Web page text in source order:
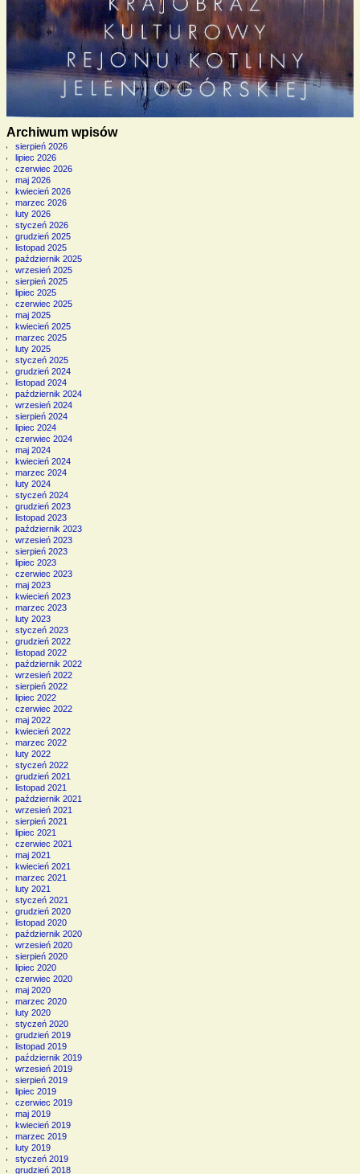
Archiwum wpisów
sierpień 2026
lipiec 2026
czerwiec 2026
maj 2026
kwiecień 2026
marzec 2026
luty 2026
styczeń 2026
grudzień 2025
listopad 2025
październik 2025
wrzesień 2025
sierpień 2025
lipiec 2025
czerwiec 2025
maj 2025
kwiecień 2025
marzec 2025
luty 2025
styczeń 2025
grudzień 2024
listopad 2024
październik 2024
wrzesień 2024
sierpień 2024
lipiec 2024
czerwiec 2024
maj 2024
kwiecień 2024
marzec 2024
luty 2024
styczeń 2024
grudzień 2023
listopad 2023
październik 2023
wrzesień 2023
sierpień 2023
lipiec 2023
czerwiec 2023
maj 2023
kwiecień 2023
marzec 2023
luty 2023
styczeń 2023
grudzień 2022
listopad 2022
październik 2022
wrzesień 2022
sierpień 2022
lipiec 2022
czerwiec 2022
maj 2022
kwiecień 2022
marzec 2022
luty 2022
styczeń 2022
grudzień 2021
listopad 2021
październik 2021
wrzesień 2021
sierpień 2021
lipiec 2021
czerwiec 2021
maj 2021
kwiecień 2021
marzec 2021
luty 2021
styczeń 2021
grudzień 2020
listopad 2020
październik 2020
wrzesień 2020
sierpień 2020
lipiec 2020
czerwiec 2020
maj 2020
marzec 2020
luty 2020
styczeń 2020
grudzień 2019
listopad 2019
październik 2019
wrzesień 2019
sierpień 2019
lipiec 2019
czerwiec 2019
maj 2019
kwiecień 2019
marzec 2019
luty 2019
styczeń 2019
grudzień 2018